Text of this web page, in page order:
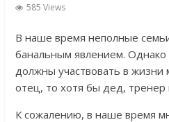
585 Views
В наше время неполные
банальным явлением.
должны участвовать в жизни
отец, то хотя бы дед, тренер
К сожалению, в наше время